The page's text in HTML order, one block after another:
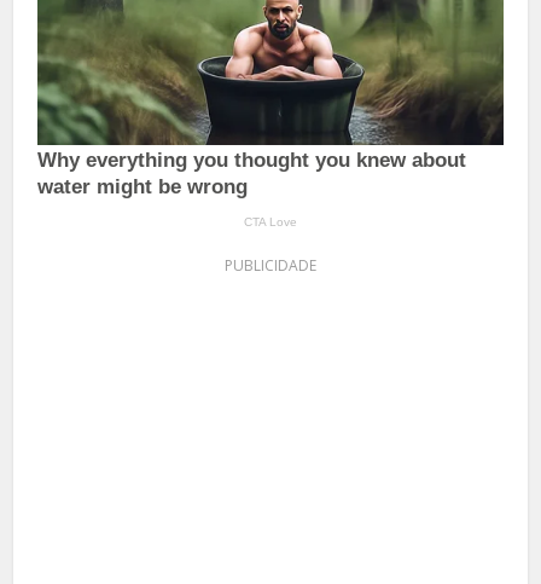
PUBLICIDADE